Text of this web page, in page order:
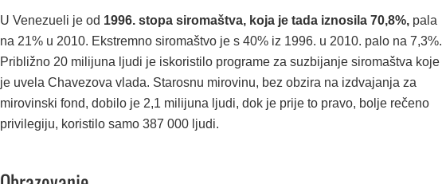
U Venezueli je od 1996. stopa siromaštva, koja je tada iznosila 70,8%,pala
na 21% u 2010. Ekstremno siromaštvo je s 40% iz 1996. u 2010. palo na 7,3%.
Približno 20 milijuna ljudi je iskoristilo programe za suzbijanje siromaštva koje
je uvela Chavezova vlada. Starosnu mirovinu, bez obzira na izdvajanja za
mirovinski fond, dobilo je 2,1 milijuna ljudi, dok je prije to pravo, bolje rečeno
privilegiju, koristilo samo 387 000 ljudi.